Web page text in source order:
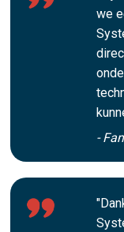
we
-